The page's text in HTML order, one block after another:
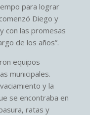
para lograr
Diego y
con las promesas
de los años”.
equipos
municipales.
y la
se encontraba en
ratas y